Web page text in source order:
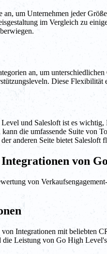
um Unternehmen jeder
im Vergleich zu
an, um
Diese
und Salesloft ist es
die umfassende Suite von
anderen Seite bietet
von
von
Integrationen mit beliebten
die Leistung von Go High